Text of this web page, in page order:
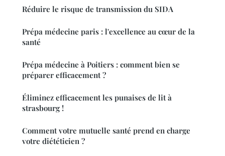
Réduire le risque de transmission du SIDA
Prépa médecine paris : l'excellence au cœur de la
santé
Prépa médecine à Poitiers : comment bien se
préparer efficacement ?
Éliminez efficacement les punaises de lit à
strasbourg !
Comment votre mutuelle santé prend en charge
votre diététicien ?